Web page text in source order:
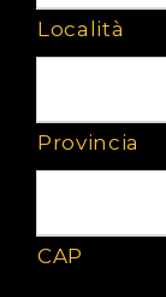
Località
Provincia
CAP